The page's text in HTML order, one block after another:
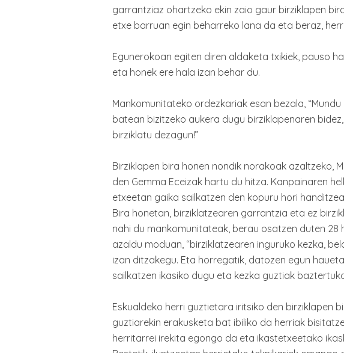
garrantziaz ohartzeko ekin zaio gaur birziklapen
etxe barruan egin beharreko lana da eta beraz,
Egunerokoan egiten diren aldaketa txikiek, pauso
eta honek ere hala izan behar du.
Mankomunitateko ordezkariak esan bezala,
batean bizitzeko aukera dugu birziklapenaren
birziklatu dezagun!”
Birziklapen bira honen nondik norakoak azaltzeko,
den Gemma Eceizak hartu du hitza. Kanpainaren
etxeetan gaika sailkatzen den kopuru hori
Bira honetan, birziklatzearen garrantzia eta ez
nahi du mankomunitateak, berau osatzen duten 28
azaldu moduan, “birziklatzearen inguruko kezka,
izan ditzakegu. Eta horregatik, datozen egun
sailkatzen ikasiko dugu eta kezka guztiak
Eskualdeko herri guztietara iritsiko den birziklapen
guztiarekin erakusketa bat ibiliko da herriak
herritarrei irekita egongo da eta ikastetxeetako